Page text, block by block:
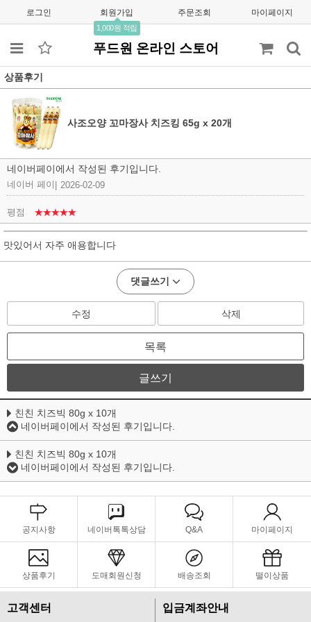
로그인 회원가입
1,000원 적립
주문조회 마이페이지
푸드원 온라인 스토어
상품후기
사조오양 꼬마장사 치즈킹 65g x 20개
네이버페이에서 작성된 후기입니다.
네이버 페이 2026-02-09
평점 ★★★★★
맛있어서 자주 애용합니다
댓글쓰기
수정 삭제
목록
글쓰기
친친 치즈빅 80g x 10개
네이버페이에서 작성된 후기입니다.
친친 치즈빅 80g x 10개
네이버페이에서 작성된 후기입니다.
공지사항 네이버톡톡상담 Q&A 마이페이지
상품후기 도매회원신청 배송조회 떨이상품
고객센터 입금계좌안내